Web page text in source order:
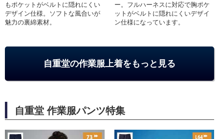
もポケットがベルトに隠れにくい
デザイン仕様。ソフトな風合いが
魅力の裏綿素材。
ー。フルハーネスに対応で胸ポケ
ットがベルトに隠れにくいデザイ
ン仕様になっています。
自重堂の作業服上着をもっと見る
自重堂 作業服パンツ特集